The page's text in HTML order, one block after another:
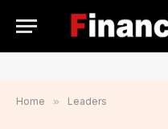
Home » Leaders